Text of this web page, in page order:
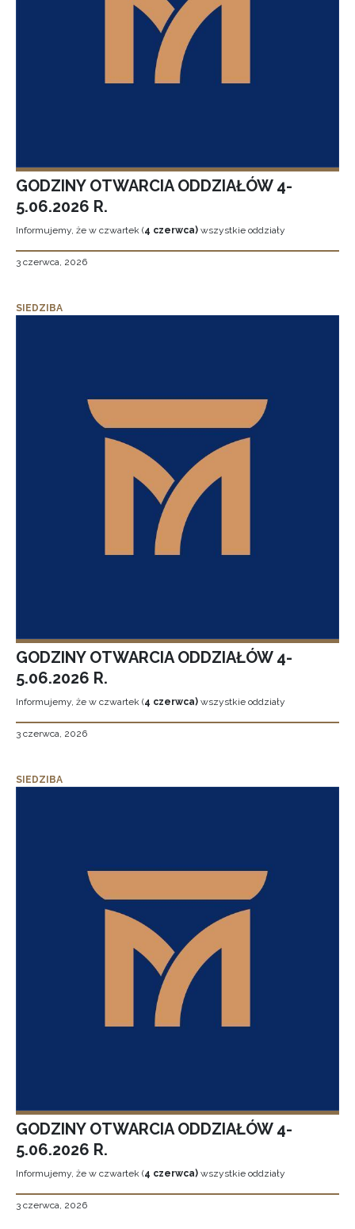
GODZINY OTWARCIA ODDZIAŁÓW 4-
5.06.2026 R.
Informujemy, że w czwartek (4 czerwca) wszystkie oddziały
3 czerwca, 2026
SIEDZIBA
GODZINY OTWARCIA ODDZIAŁÓW 4-
5.06.2026 R.
Informujemy, że w czwartek (4 czerwca) wszystkie oddziały
3 czerwca, 2026
SIEDZIBA
GODZINY OTWARCIA ODDZIAŁÓW 4-
5.06.2026 R.
Informujemy, że w czwartek (4 czerwca) wszystkie oddziały
3 czerwca, 2026